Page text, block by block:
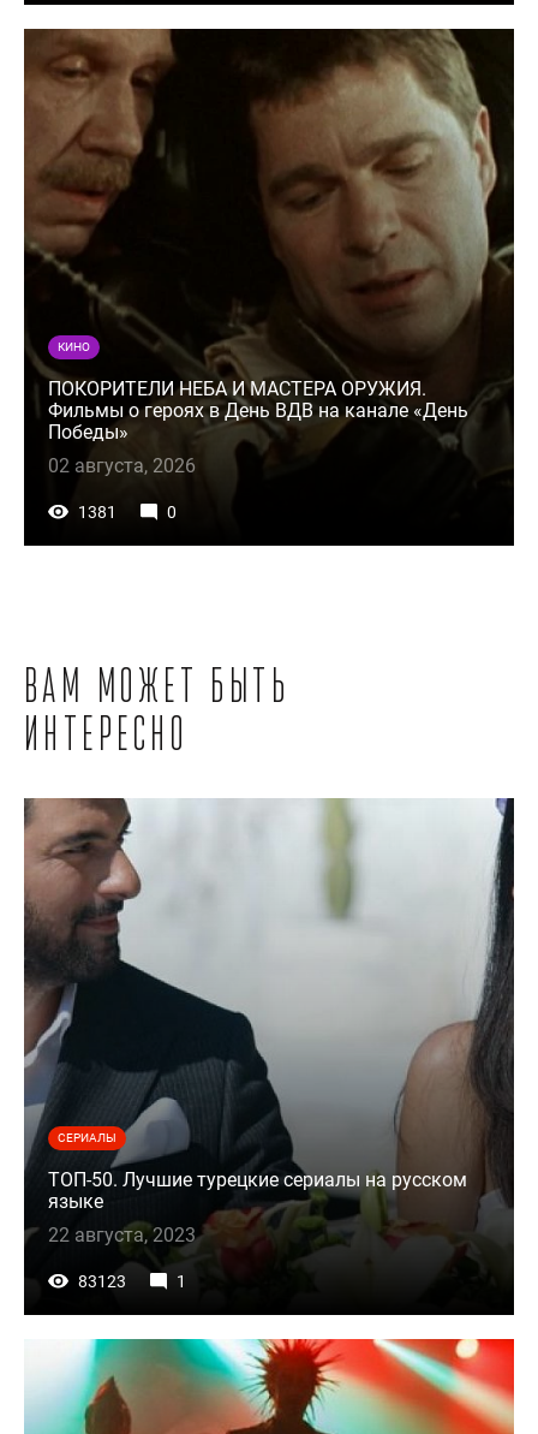
КИНО
ПОКОРИТЕЛИ НЕБА И МАСТЕРА ОРУЖИЯ.
Фильмы о героях в День ВДВ на канале «День
Победы»
02 августа, 2026
1381 0
Вам может быть
интересно
СЕРИАЛЫ
ТОП-50. Лучшие турецкие сериалы на русском
языке
22 августа, 2023
83123 1